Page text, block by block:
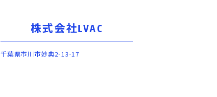
株式会社LVAC
千葉県市川市妙典2-13-17